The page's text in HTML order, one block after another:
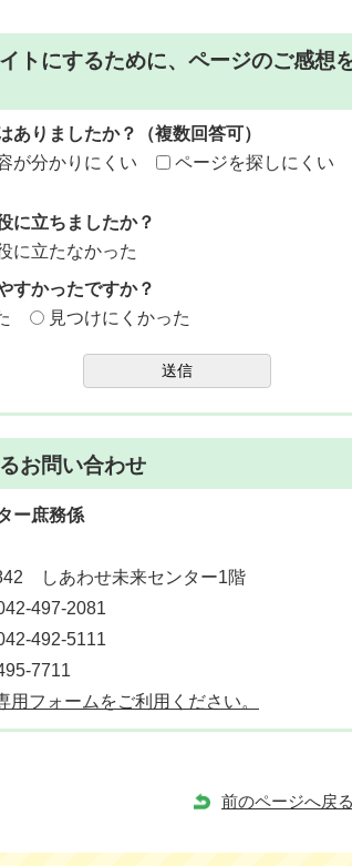
トにするために、ページのご感想
ありましたか？（複数回答可）
が分かりにくい ページを探しにくい
に立ちましたか？
に立たなかった
すかったですか？
見つけにくかった
送信
お問い合わせ
ー庶務係
しあわせ未来センター1階
497-2081
492-5111
7711
用フォームをご利用ください。
前のページへ戻る